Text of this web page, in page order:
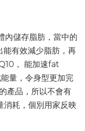
內儲存脂肪，當中的
能有效減少脂肪，再
， 能加速fat
量，令身型更加完
產品，所以不會有
消耗，個別用家反映